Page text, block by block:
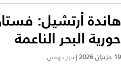
هاندة أرتشيل:
حورية البحر الناعمة
19 حزيران 2026 | فرح جهمي